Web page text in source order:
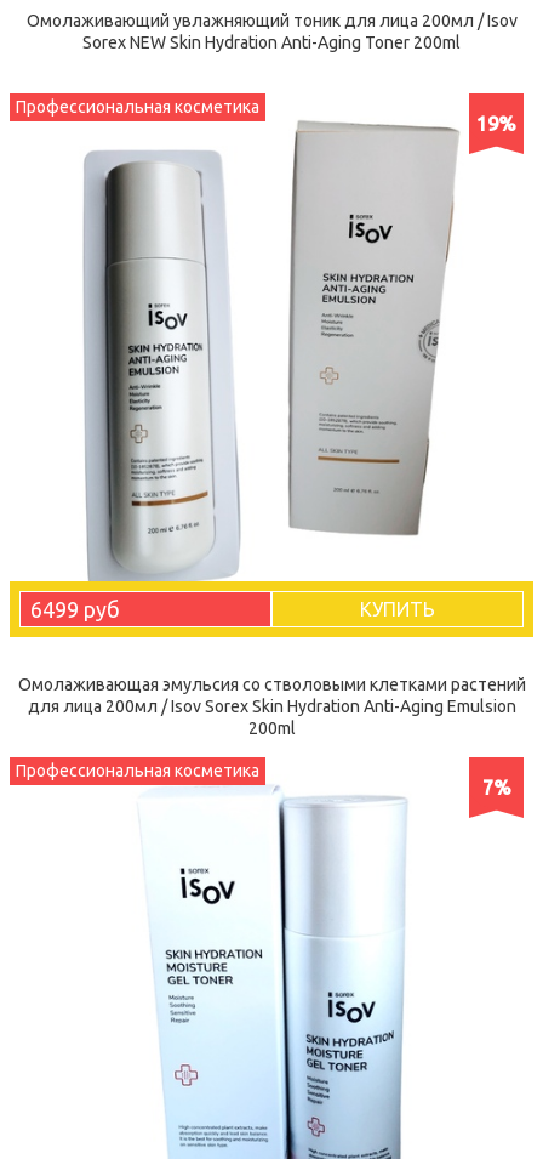
Омолаживающий увлажняющий тоник для лица 200мл / Isov
Sorex NEW Skin Hydration Anti-Aging Toner 200ml
19%
Профессиональная косметика
6499 руб КУПИТЬ
Омолаживающая эмульсия со стволовыми клетками растений
для лица 200мл / Isov Sorex Skin Hydration Anti-Aging Emulsion
200ml
7%
Профессиональная косметика